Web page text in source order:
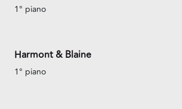
1° piano
Harmont & Blaine
1° piano